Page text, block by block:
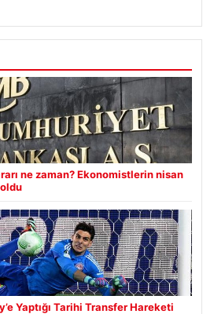
ne zaman? Ekonomistlerin nisan
Yaptığı Tarihi Transfer Hareketi